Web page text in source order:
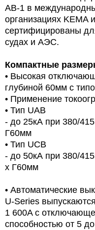
AB-1 в
организациях KEMA
сертифицированы
судах и АЭС.
Компактные
• Высокая
глубиной 60мм с
• Применение
• Тип UAB
- до 25кА при 380/
Г60мм
• Тип UCB
- до 50кА при 380/
х Г60мм
• Автоматические
U-Series
1 600A с
способностью от 5